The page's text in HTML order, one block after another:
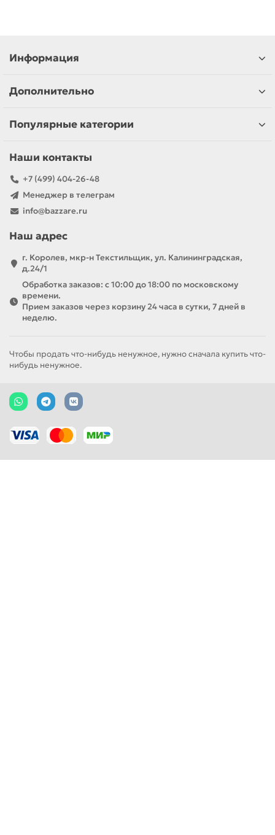
Информация
Дополнительно
Популярные категории
Наши контакты
+7 (499) 404-26-48
Менеджер в телеграм
info@bazzare.ru
Наш адрес
г. Королев, мкр-н Текстильщик, ул. Калининградская,
д.24/1
Обработка заказов: с 10:00 до 18:00 по московскому
времени.
Прием заказов через корзину 24 часа в сутки, 7 дней в
неделю.
Чтобы продать что-нибудь ненужное, нужно сначала купить что-
нибудь ненужное.